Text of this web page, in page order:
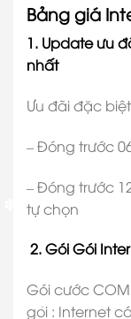
Bảng giá
1. Update ưu
nhất
Ưu đãi đặc
– Đóng trước
– Đóng trước
tự chọn
2. Gói Gói
Gói cước
gói : Internet